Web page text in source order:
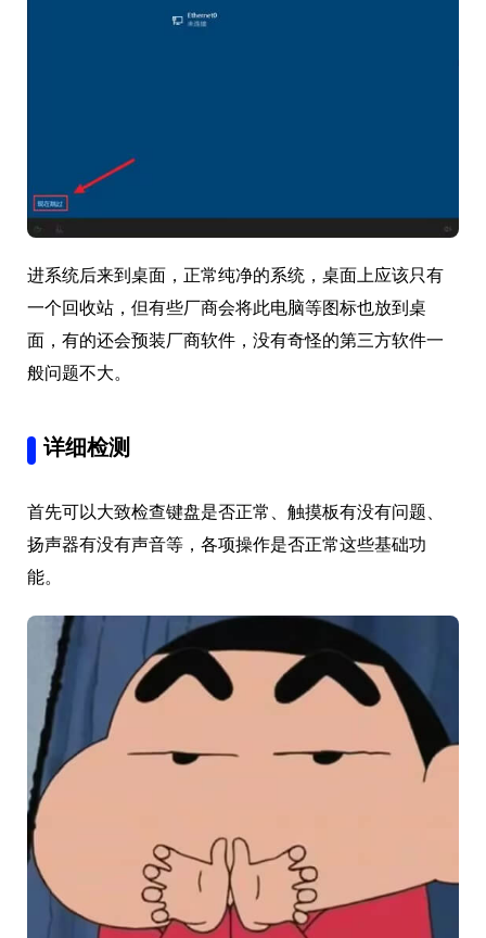
进系统后来到桌面，正常纯净的系统，桌面上应该只有
一个回收站，但有些厂商会将此电脑等图标也放到桌
面，有的还会预装厂商软件，没有奇怪的第三方软件一
般问题不大。
详细检测
首先可以大致检查键盘是否正常、触摸板有没有问题、
扬声器有没有声音等，各项操作是否正常这些基础功
能。